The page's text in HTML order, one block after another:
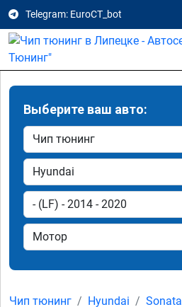
Telegram: EuroCT_bot
Выберите ваш авто:
Чип тюнинг Hyundai Sonata